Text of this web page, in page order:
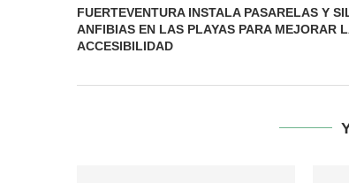
FUERTEVENTURA INSTALA PASARELAS Y
ANFIBIAS EN LAS PLAYAS PARA MEJORAR
ACCESIBILIDAD